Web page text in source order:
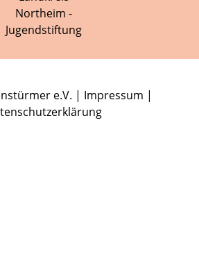
e.V. | Impressum |